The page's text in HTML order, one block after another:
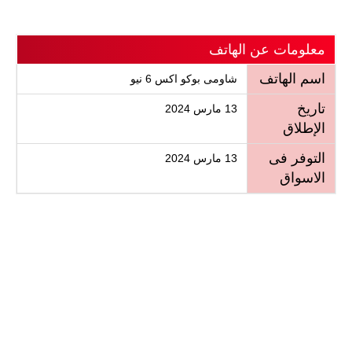
معلومات عن الهاتف
اسم الهاتف
شاومى بوكو اكس 6 نيو
تاريخ
الإطلاق
13 مارس 2024
التوفر فى
الاسواق
13 مارس 2024